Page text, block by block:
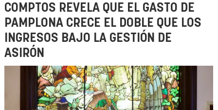
COMPTOS REVELA QUE EL GASTO DE
PAMPLONA CRECE EL DOBLE QUE LOS
INGRESOS BAJO LA GESTIÓN DE
ASIRÓN